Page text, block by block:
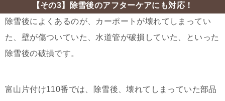
【その3】除雪後のアフターケアにも対応！
除雪後によくあるのが、カーポートが壊れてしまってい
た、壁が傷ついていた、水道管が破損していた、といった
除雪後の破損です。
富山片付け110番では、除雪後、壊れてしまっていた部品